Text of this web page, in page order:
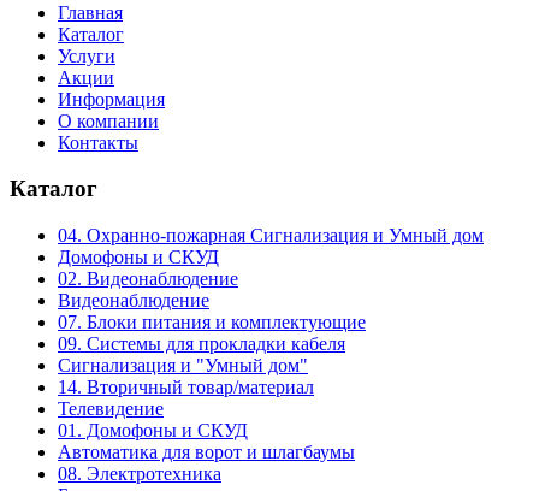
Главная
Каталог
Услуги
Акции
Информация
О компании
Контакты
Каталог
04. Охранно-пожарная Сигнализация и Умный дом
Домофоны и СКУД
02. Видеонаблюдение
Видеонаблюдение
07. Блоки питания и комплектующие
09. Системы для прокладки кабеля
Сигнализация и "Умный дом"
14. Вторичный товар/материал
Телевидение
01. Домофоны и СКУД
Автоматика для ворот и шлагбаумы
08. Электротехника